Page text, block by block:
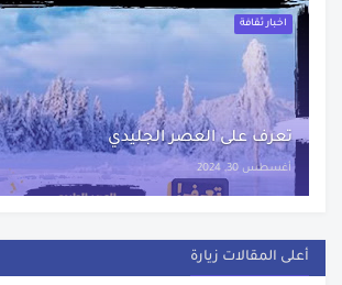
اخبار ثقافة
تعرف على العصر الجليدي
أغسطس 30, 2024
أعلى المقالات زيارة